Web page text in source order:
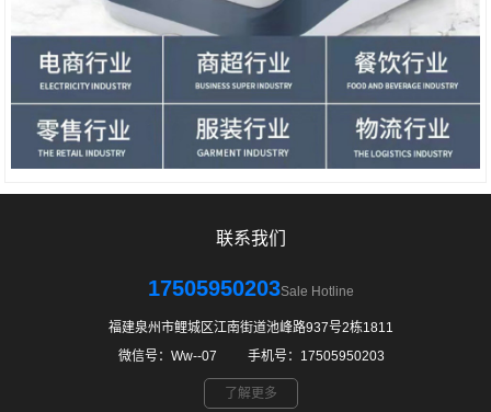
联系我们
17505950203Sale Hotline
福建泉州市鲤城区江南街道池峰路937号2栋1811
微信号：Ww--07 ㅤ ㅤ手机号：17505950203
了解更多